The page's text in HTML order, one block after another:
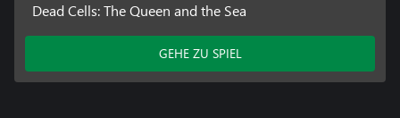
Dead Cells: The Queen and the Sea
GEHE ZU SPIEL